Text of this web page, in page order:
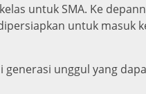
untuk SMA. Ke
untuk masuk
unggul yang